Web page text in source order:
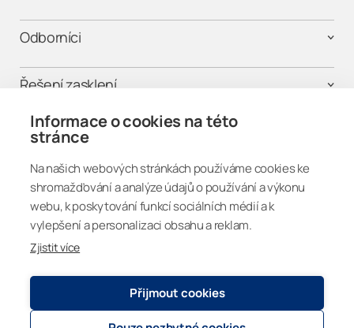
Informace o cookies na této
stránce
Na našich webových stránkách používáme cookies ke
shromažďování a analýze údajů o používání a výkonu
webu, k poskytování funkcí sociálních médií a k
vylepšení a personalizaci obsahu a reklam.
Zjistit více
Přijmout cookies
Odborníci
Řešení zasklení
Kontaktujte nás
Propojme se
Czechia